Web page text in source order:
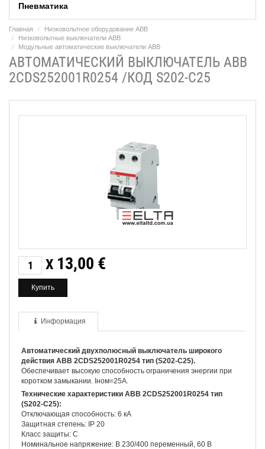
Пневматика
Главная
Низковольтное оборудование ABB
Низковольтные выключатели ABB
Модульные автоматические выключатели ABB
АВТОМАТИЧЕСКИЙ ВЫКЛЮЧАТЕЛЬ ABB
2CDS252001R0254 /КОД S202-C25
X 13,00 €
Информация
Автоматический двухполюсный выключатель широкого
действия ABB 2CDS252001R0254 тип (S202-C25).
Обеспечивает высокую способность ограничения энергии при
коротком замыкании. Iном=25А.
Технические характеристики ABB 2CDS252001R0254 тип
(S202-C25):
Отключающая способность: 6 кА
Защитная степень: IP 20
Класс защиты: С
Номинальное напряжение: В 230/400 переменный, 60 В